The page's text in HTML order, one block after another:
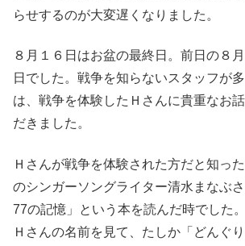
らせするのが大変遅くなりました。
８月１６日はお盆の最終日。前日の８
日でした。戦争を知らないスタッフが
は、戦争を体験したＨさんに貴重なお
だきました。
Ｈさんが戦争を体験された方だと知っ
のシンガーソングライター清水まなぶ
77の記憶」という本を読んだ時でした。
Ｈさんの名前を見て、たしか「どんぐ